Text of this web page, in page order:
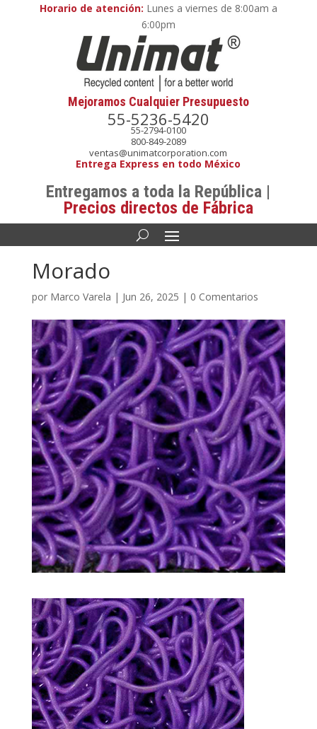
Horario de atención: Lunes a viernes de 8:00am a
6:00pm
Mejoramos Cualquier Presupuesto
55-5236-5420
55-2794-0100
800-849-2089
ventas@unimatcorporation.com
Entrega Express en todo México
Entregamos a toda la República |
Precios directos de Fábrica
Morado
por Marco Varela | Jun 26, 2025 | 0 Comentarios